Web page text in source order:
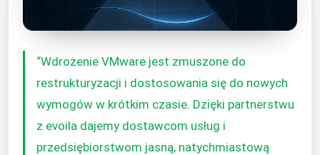
“Wdrożenie VMware jest zmuszone do
restrukturyzacji i dostosowania się do nowych
wymogów w krótkim czasie. Dzięki partnerstwu
z evoila dajemy dostawcom usług i
przedsiębiorstwom jasną, natychmiastową